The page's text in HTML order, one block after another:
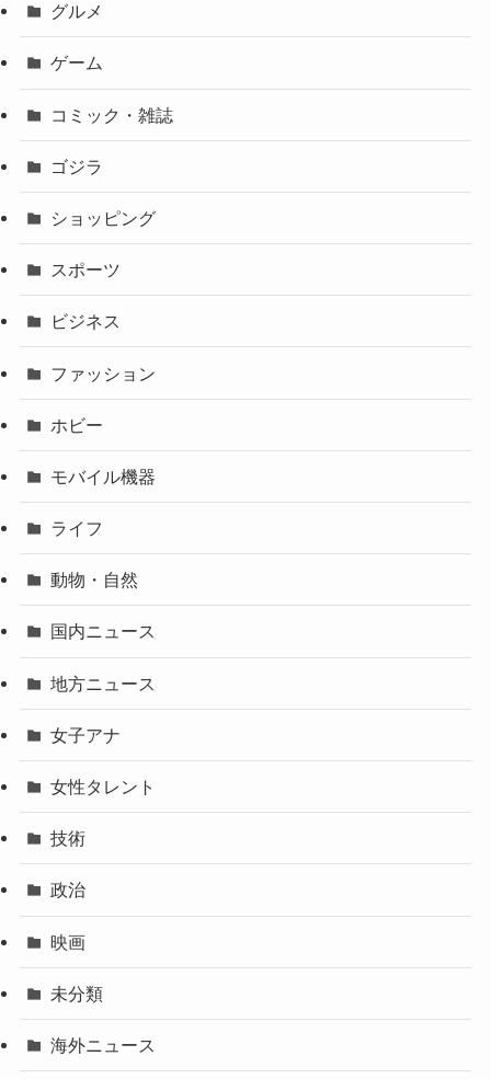
グルメ
ゲーム
コミック・雑誌
ゴジラ
ショッピング
スポーツ
ビジネス
ファッション
ホビー
モバイル機器
ライフ
動物・自然
国内ニュース
地方ニュース
女子アナ
女性タレント
技術
政治
映画
未分類
海外ニュース